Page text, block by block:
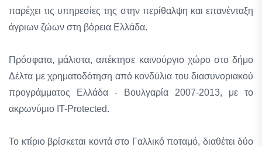
παρέχει τις υπηρεσίες της στην περίθαλψη και επανένταξη
άγριων ζώων στη βόρεια Ελλάδα.
Πρόσφατα, μάλιστα, απέκτησε καινούργιο χώρο στο δήμο
Δέλτα με χρηματοδότηση από κονδύλια του διασυνοριακού
προγράμματος Ελλάδα - Βουλγαρία 2007-2013, με το
ακρωνύμιο IT-Protected.
Το κτίριο βρίσκεται κοντά στο Γαλλικό ποταμό, διαθέτει δύο